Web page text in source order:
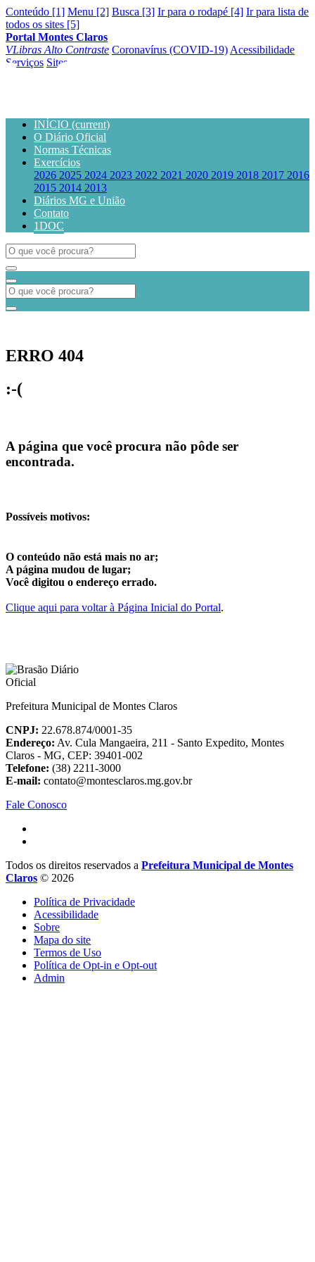
Conteúdo [1] Menu [2] Busca [3] Ir para o rodapé [4] Ir para lista de
todos os sites [5]
Portal Montes Claros
VLibras Alto Contraste Coronavírus (COVID-19) Acessibilidade
Serviços Sites
INÍCIO (current)
O Diário Oficial
Normas Técnicas
Exercícios
2026 2025 2024 2023 2022 2021 2020 2019 2018 2017 2016
2015 2014 2013
Diários MG e União
Contato
1DOC
ERRO 404
:-(
A página que você procura não pôde ser
encontrada.
Possíveis motivos:
O conteúdo não está mais no ar;
A página mudou de lugar;
Você digitou o endereço errado.
Clique aqui para voltar à Página Inicial do Portal.
Prefeitura Municipal de Montes Claros
CNPJ: 22.678.874/0001-35
Endereço: Av. Cula Mangaeira, 211 - Santo Expedito, Montes
Claros - MG, CEP: 39401-002
Telefone: (38) 2211-3000
E-mail: contato@montesclaros.mg.gov.br
Fale Conosco
Todos os direitos reservados a Prefeitura Municipal de Montes
Claros © 2026
Política de Privacidade
Acessibilidade
Sobre
Mapa do site
Termos de Uso
Política de Opt-in e Opt-out
Admin